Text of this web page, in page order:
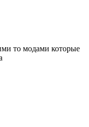
то модами которые